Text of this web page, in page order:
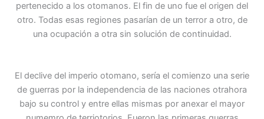
pertenecido a los otomanos. El fin de uno fue el origen del
otro. Todas esas regiones pasarían de un terror a otro, de
una ocupación a otra sin solución de continuidad.
El declive del imperio otomano, sería el comienzo una serie
de guerras por la independencia de las naciones otrahora
bajo su control y entre ellas mismas por anexar el mayor